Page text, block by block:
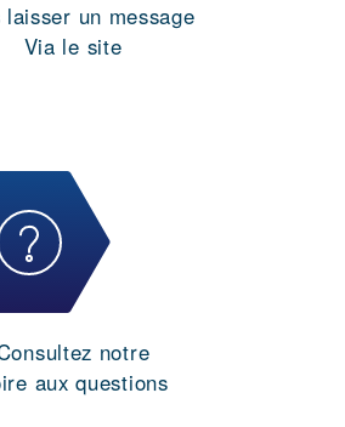
laisser un message
Via le site
notre
aux questions